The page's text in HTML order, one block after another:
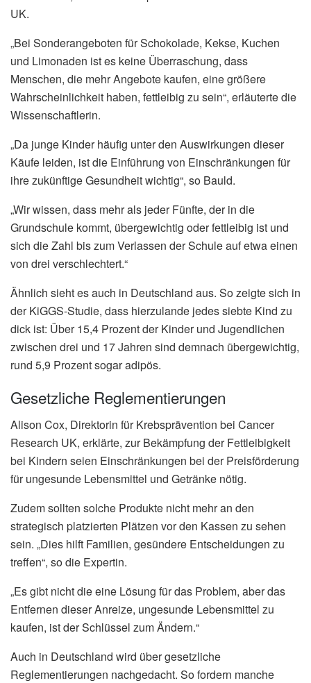
UK.
„Bei Sonderangeboten für Schokolade, Kekse, Kuchen
und Limonaden ist es keine Überraschung, dass
Menschen, die mehr Angebote kaufen, eine größere
Wahrscheinlichkeit haben, fettleibig zu sein“, erläuterte die
Wissenschaftlerin.
„Da junge Kinder häufig unter den Auswirkungen dieser
Käufe leiden, ist die Einführung von Einschränkungen für
ihre zukünftige Gesundheit wichtig“, so Bauld.
„Wir wissen, dass mehr als jeder Fünfte, der in die
Grundschule kommt, übergewichtig oder fettleibig ist und
sich die Zahl bis zum Verlassen der Schule auf etwa einen
von drei verschlechtert.“
Ähnlich sieht es auch in Deutschland aus. So zeigte sich in
der KiGGS-Studie, dass hierzulande jedes siebte Kind zu
dick ist: Über 15,4 Prozent der Kinder und Jugendlichen
zwischen drei und 17 Jahren sind demnach übergewichtig,
rund 5,9 Prozent sogar adipös.
Gesetzliche Reglementierungen
Alison Cox, Direktorin für Krebsprävention bei Cancer
Research UK, erklärte, zur Bekämpfung der Fettleibigkeit
bei Kindern seien Einschränkungen bei der Preisförderung
für ungesunde Lebensmittel und Getränke nötig.
Zudem sollten solche Produkte nicht mehr an den
strategisch platzierten Plätzen vor den Kassen zu sehen
sein. „Dies hilft Familien, gesündere Entscheidungen zu
treffen“, so die Expertin.
„Es gibt nicht die eine Lösung für das Problem, aber das
Entfernen dieser Anreize, ungesunde Lebensmittel zu
kaufen, ist der Schlüssel zum Ändern.“
Auch in Deutschland wird über gesetzliche
Reglementierungen nachgedacht. So fordern manche